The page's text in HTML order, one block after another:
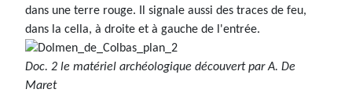
dans une terre rouge. Il signale aussi des traces de feu,
dans la cella, à droite et à gauche de l'entrée.
Doc. 2 le matériel archéologique découvert par A. De
Maret